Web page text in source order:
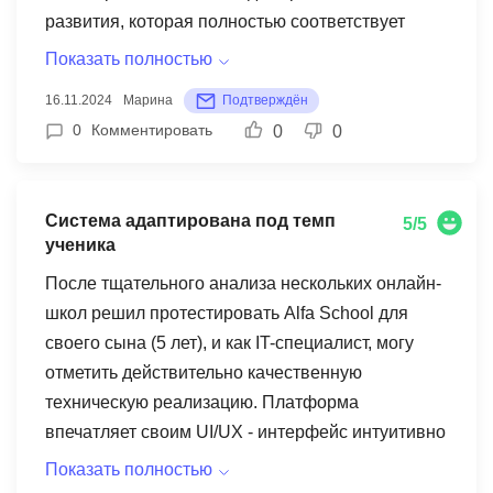
развития, которая полностью соответствует
возрастным особенностям детей.
эмоциональное состояние ребенка, умеет
правильно дозировать нагрузку и мгновенно
малыши воспринимают новую информацию в
этом возрасте. Особенно ценно для меня то, как
органично в обучение включены элементы
игровой терапии и арт-терапии. Дочка не просто
учит язык - она рисует, поет, двигается, играет. И
что самое важное - все это происходит без
малейшего стресса, в естественном для
ребенка темпе. За четыре месяца занятий я
вижу не только языковой прогресс, но и
Показать полностью
16.11.2024 Марина Подтверждён
0 Комментировать 0 0
Система адаптирована под темп
ученика
5/5
После тщательного анализа нескольких онлайн-
школ решил протестировать Alfa School для
своего сына (5 лет), и как IT-специалист, могу
отметить действительно качественную
техническую реализацию. Платформа
впечатляет своим UI/UX - интерфейс интуитивно
понятен даже ребенку, все элементы
Показать полностью